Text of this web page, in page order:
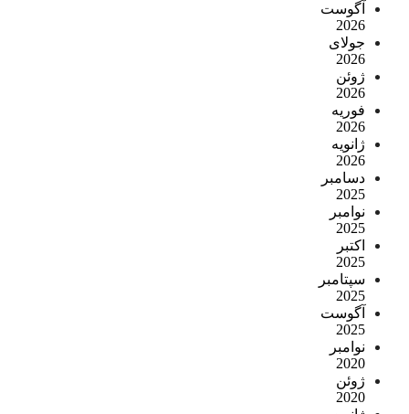
آگوست
2026
جولای
2026
ژوئن
2026
فوریه
2026
ژانویه
2026
دسامبر
2025
نوامبر
2025
اکتبر
2025
سپتامبر
2025
آگوست
2025
نوامبر
2020
ژوئن
2020